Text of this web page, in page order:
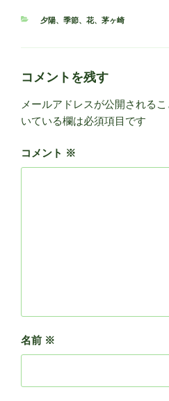
カ
夕陽、 季節、 花、 茅ヶ崎
コメントを残す
メールアドレスが公開されるこ
いている欄は必須項目です
コメント ※
名前 ※